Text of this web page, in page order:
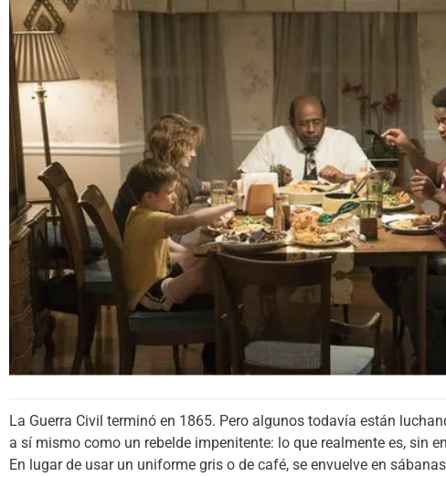
La Guerra Civil terminó en 1865. Pero algunos todavía están
a sí mismo como un rebelde impenitente: lo que realmente es, sin
En lugar de usar un uniforme gris o de café, se envuelve en